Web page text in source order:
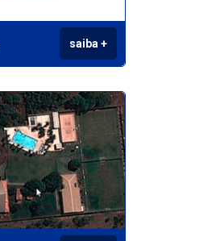
saiba +